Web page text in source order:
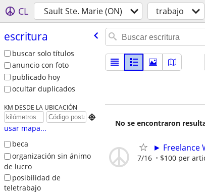
CL Sault Ste. Marie (ON) trabajo
escritura
buscar solo títulos
anuncio con foto
publicado hoy
ocultar duplicados
KM DESDE LA UBICACIÓN

usar mapa...
beca
organización sin ánimo
de lucro
posibilidad de
teletrabajo
No se encontraron
► Freelance
7/16 $100 per